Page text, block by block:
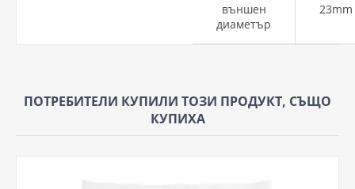
външен
диаметър
23mm
ПОТРЕБИТЕЛИ КУПИЛИ ТОЗИ ПРОДУКТ, СЪЩО
КУПИХА